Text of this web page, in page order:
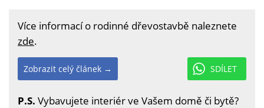
Více informací o rodinné dřevostavbě naleznete
zde.
SDÍLET
Zobrazit celý článek →
P.S. Vybavujete interiér ve Vašem domě či bytě?